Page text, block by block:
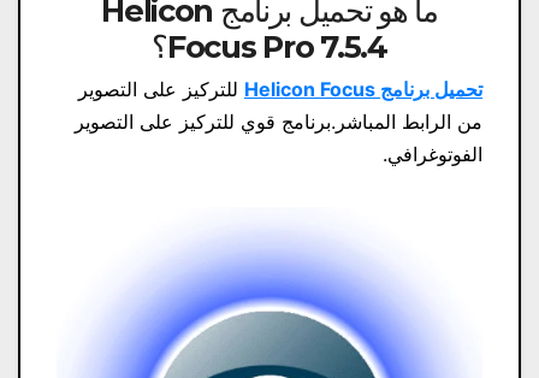
ما هو تحميل برنامج Helicon
Focus Pro 7.5.4؟
تحميل برنامج Helicon Focus
للتركيز على التصوير
من الرابط المباشر.برنامج قوي للتركيز على التصوير
الفوتوغرافي.